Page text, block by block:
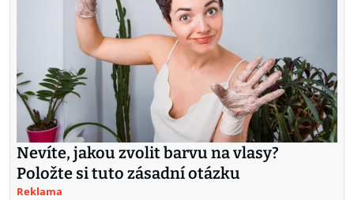
Nevíte, jakou zvolit barvu na vlasy?
Položte si tuto zásadní otázku
Reklama